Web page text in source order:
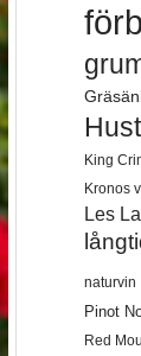
King
Kronos
Les
naturvin
Pinot
Red